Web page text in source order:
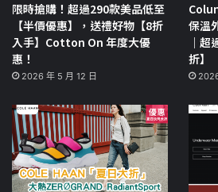
限時搶購！超過290款美品低至
【半價優惠】，送禮好物【8折
入手】Cotton On 年度大優
惠！
2026 年 5 月 12 日
保溫
｜
折】